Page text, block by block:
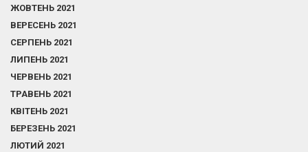
ЖОВТЕНЬ 2021
ВЕРЕСЕНЬ 2021
СЕРПЕНЬ 2021
ЛИПЕНЬ 2021
ЧЕРВЕНЬ 2021
ТРАВЕНЬ 2021
КВІТЕНЬ 2021
БЕРЕЗЕНЬ 2021
ЛЮТИЙ 2021